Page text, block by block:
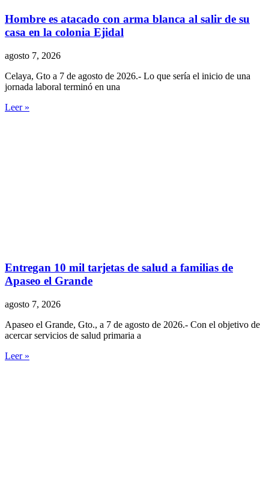
Hombre es atacado con arma blanca al salir de su
casa en la colonia Ejidal
agosto 7, 2026
Celaya, Gto a 7 de agosto de 2026.- Lo que sería el inicio de una
jornada laboral terminó en una
Leer »
Entregan 10 mil tarjetas de salud a familias de
Apaseo el Grande
agosto 7, 2026
Apaseo el Grande, Gto., a 7 de agosto de 2026.- Con el objetivo de
acercar servicios de salud primaria a
Leer »